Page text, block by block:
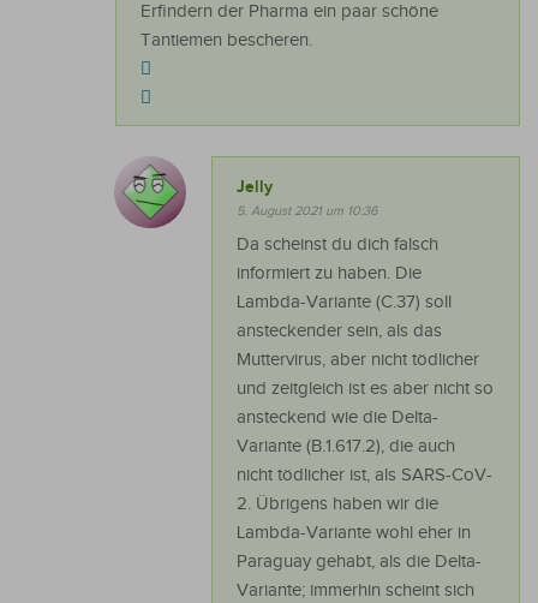
Erfindern der Pharma ein paar schöne
Tantiemen bescheren.
Jelly
5. August 2021 um 10:36
Da scheinst du dich falsch
informiert zu haben. Die
Lambda-Variante (C.37) soll
ansteckender sein, als das
Muttervirus, aber nicht tödlicher
und zeitgleich ist es aber nicht so
ansteckend wie die Delta-
Variante (B.1.617.2), die auch
nicht tödlicher ist, als SARS-CoV-
2. Übrigens haben wir die
Lambda-Variante wohl eher in
Paraguay gehabt, als die Delta-
Variante; immerhin scheint sich